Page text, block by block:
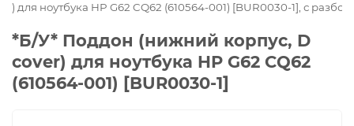
для ноутбука HP G62 CQ62 (610564-001) [BUR0030-1], с
*Б/У* Поддон (нижний корпус, D
cover) для ноутбука HP G62 CQ62
(610564-001) [BUR0030-1]